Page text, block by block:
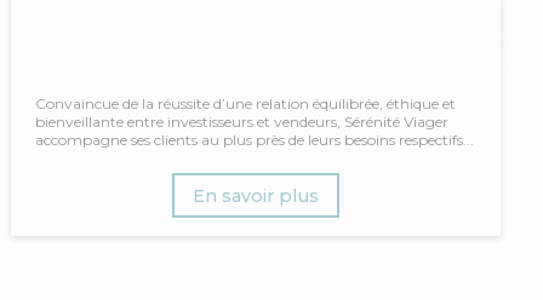
Convaincue de la réussite d’une relation équilibrée, éthique et
bienveillante entre investisseurs et vendeurs, Sérénité Viager
accompagne ses clients au plus près de leurs besoins respectifs...
En savoir plus